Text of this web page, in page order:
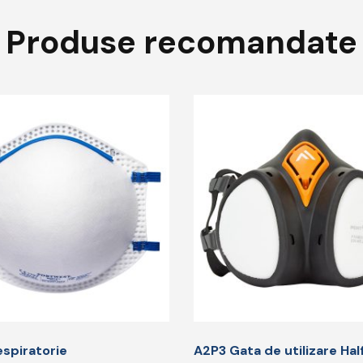
Produse recomandate
A2P3 Gata de utilizare